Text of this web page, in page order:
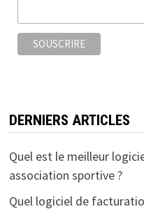
DERNIERS ARTICLES
Quel est le meilleur
association sportive ?
Quel logiciel de